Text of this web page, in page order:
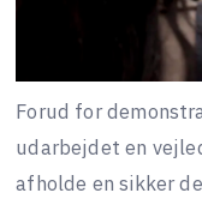
Forud for
udarbejdet en
afholde en sikker